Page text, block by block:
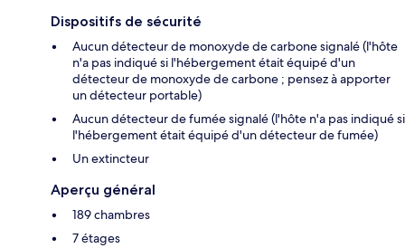
Dispositifs de sécurité
Aucun détecteur de monoxyde de carbone signalé (l'hôte
n'a pas indiqué si l'hébergement était équipé d'un
détecteur de monoxyde de carbone ; pensez à apporter
un détecteur portable)
Aucun détecteur de fumée signalé (l'hôte n'a pas indiqué si
l'hébergement était équipé d'un détecteur de fumée)
Un extincteur
Aperçu général
189 chambres
7 étages